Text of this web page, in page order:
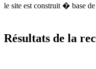
le site est construit � base
Résultats de la